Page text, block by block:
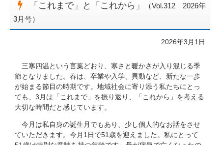
「これまで」と「これから」
（Vol.312 2026年
3月号）
2026年3月1日
三寒四温という言葉どおり、寒さと暖かさが入り混じる季
節となりました。春は、卒業や入学、異動など、新たな一歩
が始まる節目の時期です。地域社会に寄り添う私たちにとっ
ても、3月は「これまで」を振り返り、「これから」を考える
大切な時間だと感じています。
今月は私自身の誕生月でもあり、少し個人的なお話をさせ
ていただきます。今月1日で51歳を迎えました。私にとって